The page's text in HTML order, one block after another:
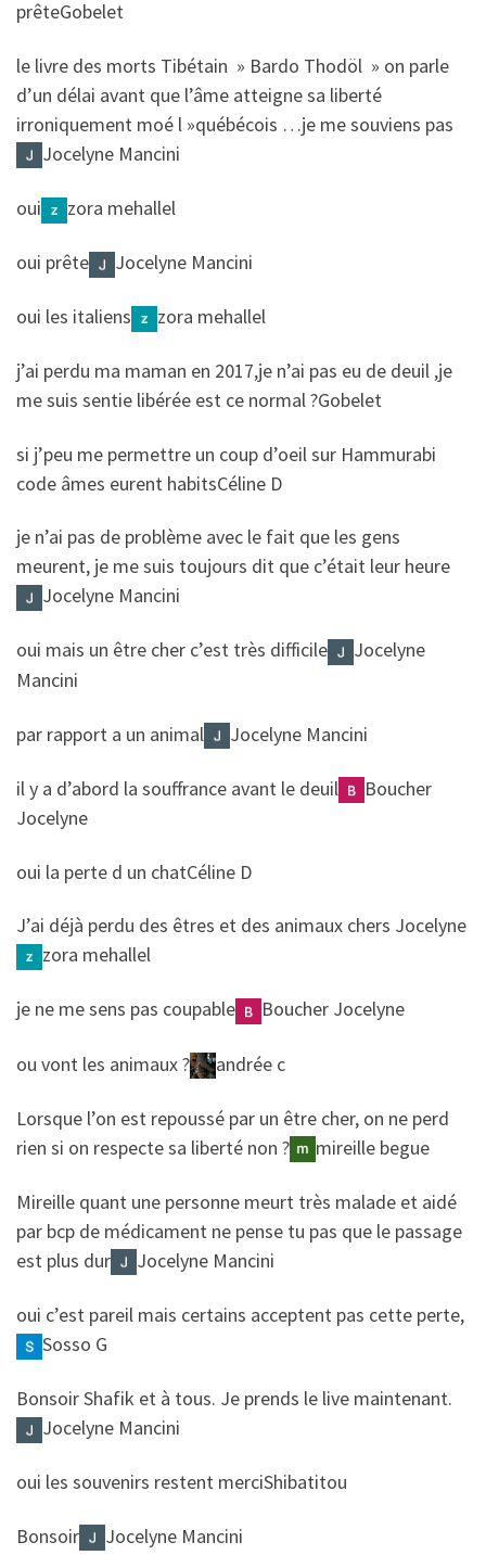
​​prêteGobelet
​​le livre des morts Tibétain » Bardo Thodöl » on parle
d’un délai avant que l’âme atteigne sa liberté
irroniquement moé l »québécois …je me souviens pas
Jocelyne Mancini
​​oui zora mehallel
​​oui prête Jocelyne Mancini
​​oui les italiens zora mehallel
​​j’ai perdu ma maman en 2017,je n’ai pas eu de deuil ,je
me suis sentie libérée est ce normal ?Gobelet
​​si j’peu me permettre un coup d’oeil sur Hammurabi
code âmes eurent habitsCéline D
​​je n’ai pas de problème avec le fait que les gens
meurent, je me suis toujours dit que c’était leur heure
Jocelyne Mancini
​​oui mais un être cher c’est très difficile
Jocelyne
Mancini
​​par rapport a un animal Jocelyne Mancini
​​il y a d’abord la souffrance avant le deuil
Boucher
Jocelyne
​​oui la perte d un chatCéline D
​​J’ai déjà perdu des êtres et des animaux chers Jocelyne
zora mehallel
​​je ne me sens pas coupable Boucher Jocelyne
​​ou vont les animaux ? andrée c
​​Lorsque l’on est repoussé par un être cher, on ne perd
rien si on respecte sa liberté non ?
mireille begue
​​Mireille quant une personne meurt très malade et aidé
par bcp de médicament ne pense tu pas que le passage
est plus dur
Jocelyne Mancini
​​oui c’est pareil mais certains acceptent pas cette perte,
Sosso G
​​Bonsoir Shafik et à tous. Je prends le live maintenant.
Jocelyne Mancini
​​oui les souvenirs restent merciShibatitou
​​Bonsoir Jocelyne Mancini